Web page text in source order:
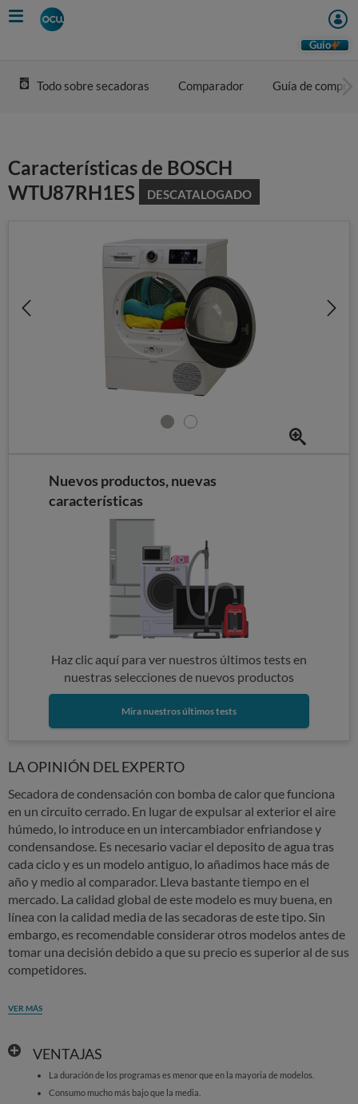
Skip
to
Guio
Todo sobre secadoras Comparador Guía de compra
Características de BOSCH
WTU87RH1ES
DESCATALOGADO
Nuevos productos, nuevas
características
Haz clic aquí para ver nuestros últimos tests en
nuestras selecciones de nuevos productos
Mira nuestros últimos tests
LA OPINIÓN DEL EXPERTO
Secadora de condensación con bomba de calor que funciona
en un circuito cerrado. En lugar de expulsar al exterior el aire
húmedo, lo introduce en un intercambiador enfriandose y
condensandose. Es necesario vaciar el deposito de agua tras
cada ciclo y es un modelo antiguo, lo añadimos hace más de
año y medio al comparador. Lleva bastante tiempo en el
mercado. La calidad global de este modelo es muy buena, en
línea con la calidad media de las secadoras de este tipo. Sin
embargo, es recomendable considerar otros modelos antes de
tomar una decisión debido a que su precio es superior al de sus
competidores.
VER MÁS
VENTAJAS
La duración de los programas es menor que en la mayoria de modelos.
Consumo mucho más bajo que la media.